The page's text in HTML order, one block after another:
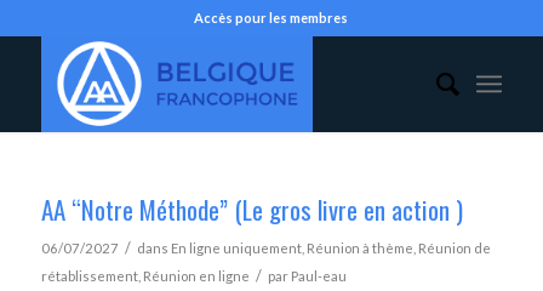
Accès pour les membres
AA “Notre Méthode” (Le gros livre en action )
06/07/2027 / dans En ligne uniquement, Réunion à thème Réunion de
rétablissement, Réunion en ligne / par Paul-eau